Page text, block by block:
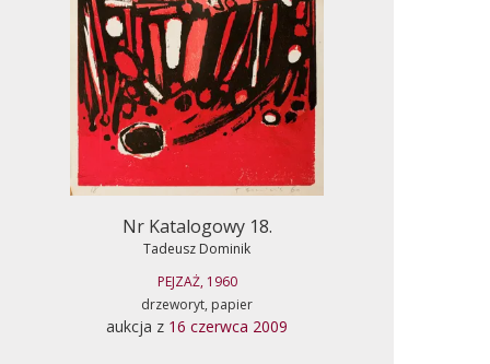
Nr Katalogowy 18.
Tadeusz Dominik
PEJZAŻ, 1960
drzeworyt, papier
aukcja z 16 czerwca 2009